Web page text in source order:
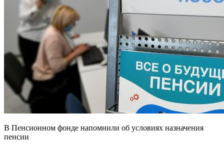
В Пенсионном фонде напомнили об условиях назначения
пенсии